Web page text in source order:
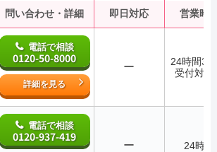
問い合わせ・詳細 即日対応 営業時
電話で相談
0120-50-8000
詳細を見る
ー
24時間
受付対応
電話で相談
0120-937-419
ー 24時間